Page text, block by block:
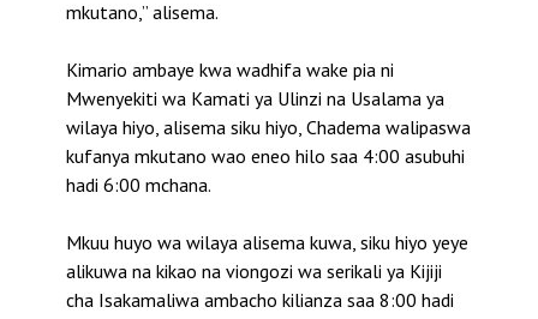
mkutano,” alisema.
Kimario ambaye kwa wadhifa wake pia ni
Mwenyekiti wa Kamati ya Ulinzi na Usalama ya
wilaya hiyo, alisema siku hiyo, Chadema walipaswa
kufanya mkutano wao eneo hilo saa 4:00 asubuhi
hadi 6:00 mchana.
Mkuu huyo wa wilaya alisema kuwa, siku hiyo yeye
alikuwa na kikao na viongozi wa serikali ya Kijiji
cha Isakamaliwa ambacho kilianza saa 8:00 hadi